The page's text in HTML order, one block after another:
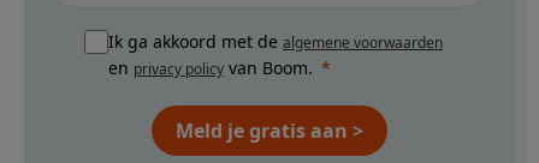
Ik ga akkoord met de algemene voorwaarden
en privacy policy van Boom.
Meld je gratis aan >